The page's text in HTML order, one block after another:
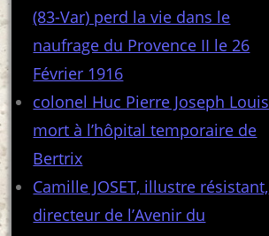
(83-Var) perd la vie dans le
naufrage du Provence II le 26
Février 1916
colonel Huc Pierre Joseph Louis
mort à l’hôpital temporaire de
Bertrix
Camille JOSET, illustre résistant,
directeur de l’Avenir du